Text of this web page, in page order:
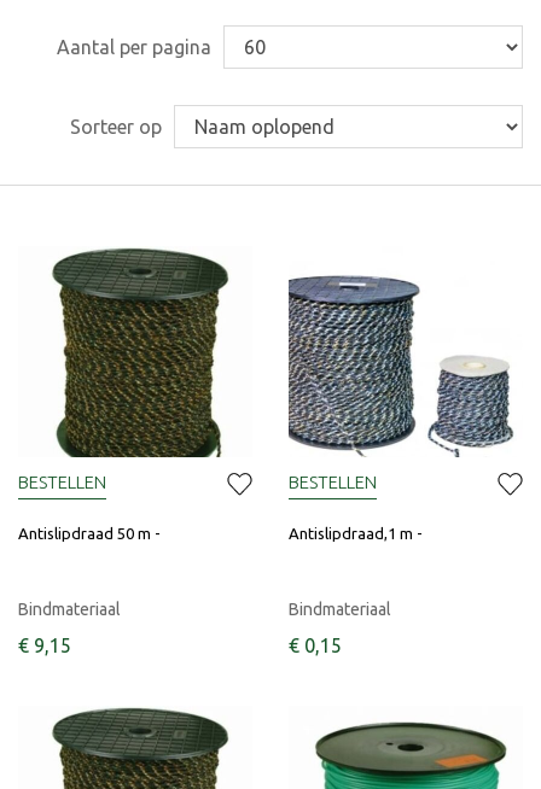
Aantal per pagina
Sorteer op
Antislipdraad 50 m -
Bindmateriaal
€ 9,15
BESTELLEN
Antislipdraad,1 m -
Bindmateriaal
€ 0,15
BESTELLEN